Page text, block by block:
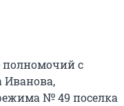
полномочий с
Иванова,
№ 49 поселка